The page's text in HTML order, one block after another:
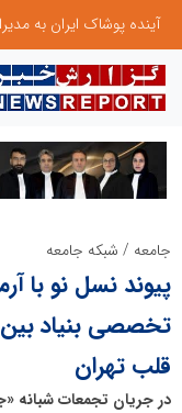
جامعه / شبکه جامعه
پیوند نسل نو با
تخصصی بنیاد بین
قلب تهران